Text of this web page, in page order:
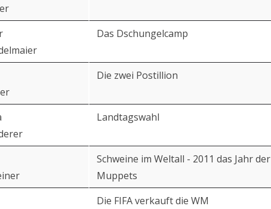
Das Dschungelcamp
Die zwei Postillion
Landtagswahl
Schweine im Weltall - 2011 das Jahr der
Muppets
Die FIFA verkauft die WM